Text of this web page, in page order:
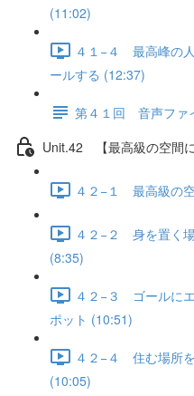
(11:02)
４１−４ 最高峰の
ールする (12:37)
第４１回 音声ファ
Unit.42 【最高級の空間に
４２−１ 最高級の
４２−２ 身を置く
(8:35)
４２−３ ゴールに
ポット (10:51)
４２−４ 住む場所
(10:05)